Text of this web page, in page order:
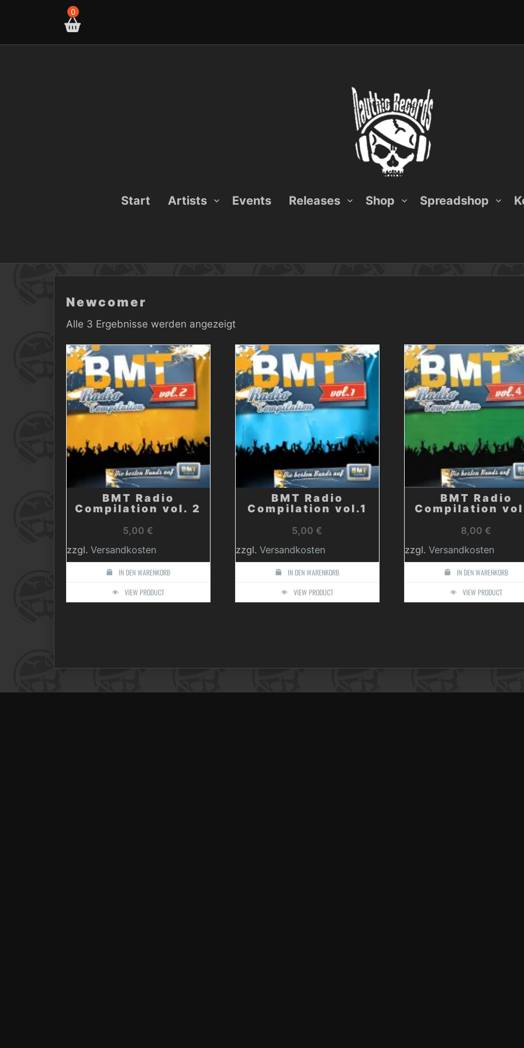
0
Start Artists Events Releases Shop Spreadshop
Newcomer
Alle 3 Ergebnisse werden angezeigt
BMT Radio
Compilation vol. 2
5,00€
zzgl. Versandkosten
IN DEN WARENKORB
VIEW PRODUCT
BMT Radio
Compilation vol.1
5,00€
zzgl. Versandkosten
IN DEN WARENKORB
VIEW PRODUCT
BMT Radio
Compilation
8,00€
zzgl. Versandkosten
IN DEN WARENKORB
VIEW PRODUCT